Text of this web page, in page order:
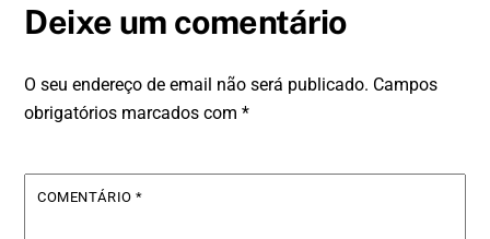
Deixe um comentário
O seu endereço de email não será publicado. Campos
obrigatórios marcados com*
COMENTÁRIO*